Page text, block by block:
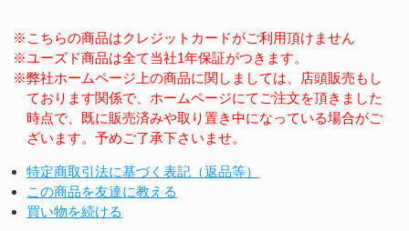
※こちらの商品はクレジットカードがご利用頂けません
※ユーズド商品は全て当社1年保証がつきます。
※弊社ホームページ上の商品に関しましては、店頭販売もし
ております関係で、ホームページにてご注文を頂きました
時点で、既に販売済みや取り置き中になっている場合がご
ざいます。予めご了承下さいませ。
特定商取引法に基づく表記（返品等）
この商品を友達に教える
買い物を続ける